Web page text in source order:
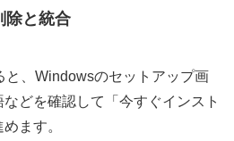
除と統合
と、Windowsのセットアップ画
どを確認して「今すぐインスト
ます。